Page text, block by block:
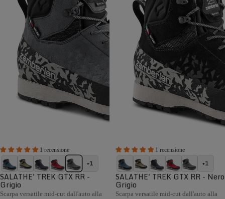
1 recensione
+1
SALATHE' TREK GTX RR -
Grigio
Scarpa versatile mid-cut dall'auto alla
1 recensione
+1
SALATHE' TREK GTX RR - Nero
Grigio
Scarpa versatile mid-cut dall'auto alla